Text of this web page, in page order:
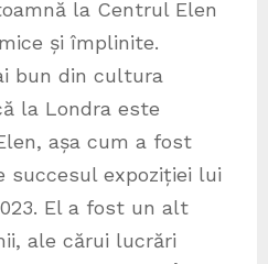
la Centrul Elen
și împlinite.
bun din cultura
la Londra este
așa cum a fost
succesul expoziției lui
El a fost un alt
ale cărui lucrări